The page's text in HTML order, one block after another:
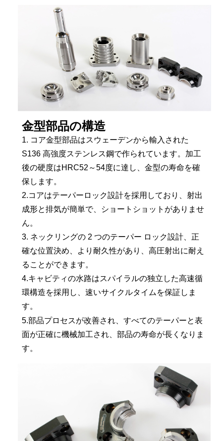
金型部品の構造
1. コア金型部品はスウェーデンから輸入された
S136 高強度ステンレス鋼で作られています。加工
後の硬度はHRC52～54度に達し、金型の寿命を確
保します。
2.コアはテーパーロック設計を採用しており、射出
成形と排気が簡単で、ショートショットがありませ
ん。
3. ネックリングの 2 つのテーパー ロック設計、正
確な位置決め、より耐久性があり、高圧射出に耐え
ることができます。
4.キャビティの水路はスパイラルの独立した高速循
環構造を採用し、速いサイクルタイムを保証しま
す。
5.部品プロセスが改善され、すべてのテーパーと表
面が正確に機械加工され、部品の寿命が長くなりま
す。